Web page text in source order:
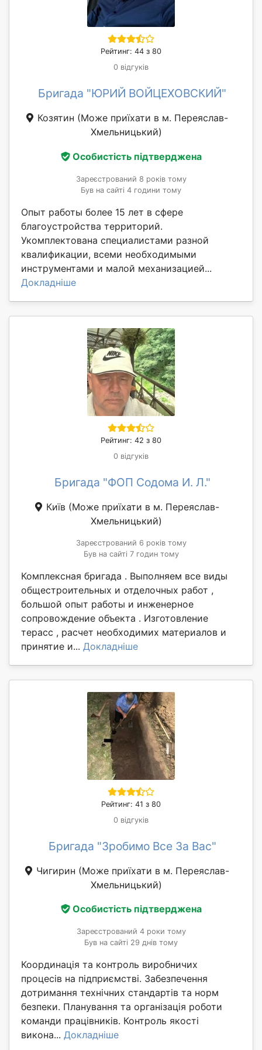
Рейтинг: 44 з 80
0 відгуків
Бригада "ЮРИЙ ВОЙЦЕХОВСКИЙ"
Козятин (Може приїхати в м. Переяслав-
Хмельницький)
Особистість підтверджена
Зареєстрований 8 років тому
Був на сайті 4 години тому
Опыт работы более 15 лет в сфере
благоустройства территорий.
Укомплектована специалистами разной
квалификации, всеми необходимыми
инструментами и малой механизацией...
Докладніше
Рейтинг: 42 з 80
0 відгуків
Бригада "ФОП Содома И. Л."
Київ (Може приїхати в м. Переяслав-
Хмельницький)
Зареєстрований 6 років тому
Був на сайті 7 годин тому
Комплексная бригада . Выполняем все виды
общестроительных и отделочных работ ,
большой опыт работы и инженерное
сопровождение объекта . Изготовление
терасс , расчет необходимих материалов и
принятие и... Докладніше
Рейтинг: 41 з 80
0 відгуків
Бригада "Зробимо Все За Вас"
Чигирин (Може приїхати в м. Переяслав-
Хмельницький)
Особистість підтверджена
Зареєстрований 4 роки тому
Був на сайті 29 днів тому
Координація та контроль виробничих
процесів на підприємстві. Забезпечення
дотримання технічних стандартів та норм
безпеки. Планування та організація роботи
команди працівників. Контроль якості
викона... Докладніше